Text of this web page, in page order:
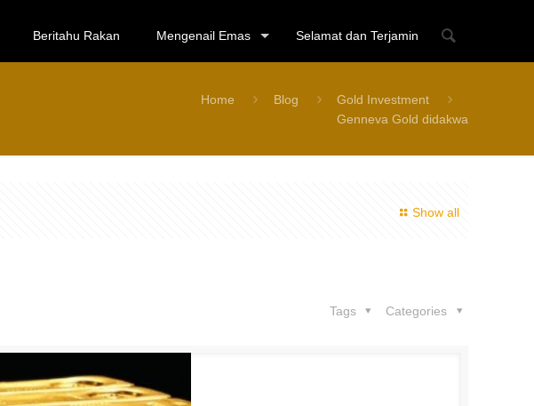
Beritahu Rakan Mengenail Emas Selamat dan Terjamin
Home Blog
Gold Investment
Genneva Gold didakwa
Show all
Categories
Tags